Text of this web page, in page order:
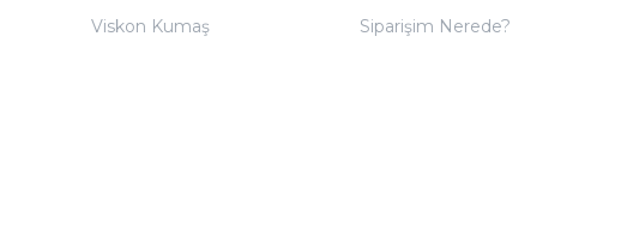
Viskon Kumaş
Siparişim Nerede?